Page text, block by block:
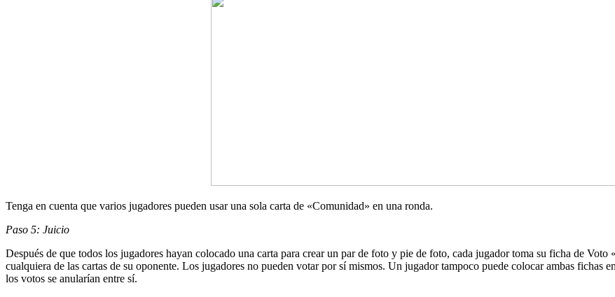
Tenga en cuenta que varios jugadores pueden usar una sola carta de «Comunidad» en una ronda.
Paso 5: Juicio
Después de que todos los jugadores hayan colocado una carta para crear un par de foto y pie de foto, cada jugador toma su ficha de
cualquiera de las cartas de su oponente. Los jugadores no pueden votar por sí mismos. Un jugador tampoco puede colocar ambas
los votos se anularían entre sí.